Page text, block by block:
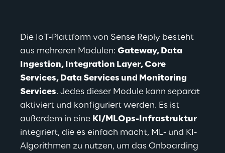
Die IoT-Plattform von Sense Reply besteht
aus mehreren Modulen: Gateway, Data
Ingestion, Integration Layer, Core
Services, Data Services und Monitoring
Services. Jedes dieser Module kann separat
aktiviert und konfiguriert werden. Es ist
außerdem in eine KI/MLOps-Infrastruktur
integriert, die es einfach macht, ML- und KI-
Algorithmen zu nutzen, um das Onboarding